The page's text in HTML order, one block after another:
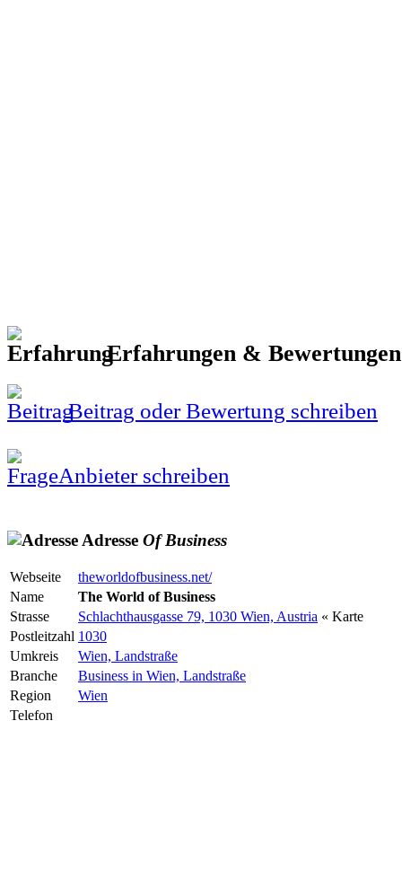
Erfahrungen &
Beitrag oder Bewertung schreiben
Anbieter schreiben
Adresse Of Business
Webseite
theworldofbusiness.net/
Name
The World of Business
Strasse
Schlachthausgasse 79, 1030 Wien, Austria « Karte
Postleitzahl 1030
Umkreis
Wien, Landstraße
Branche
Business in Wien, Landstraße
Region
Wien
Telefon